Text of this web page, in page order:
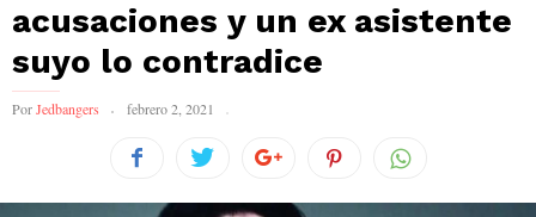
acusaciones y un ex asistente
suyo lo contradice
PorJedbangers febrero 2, 2021